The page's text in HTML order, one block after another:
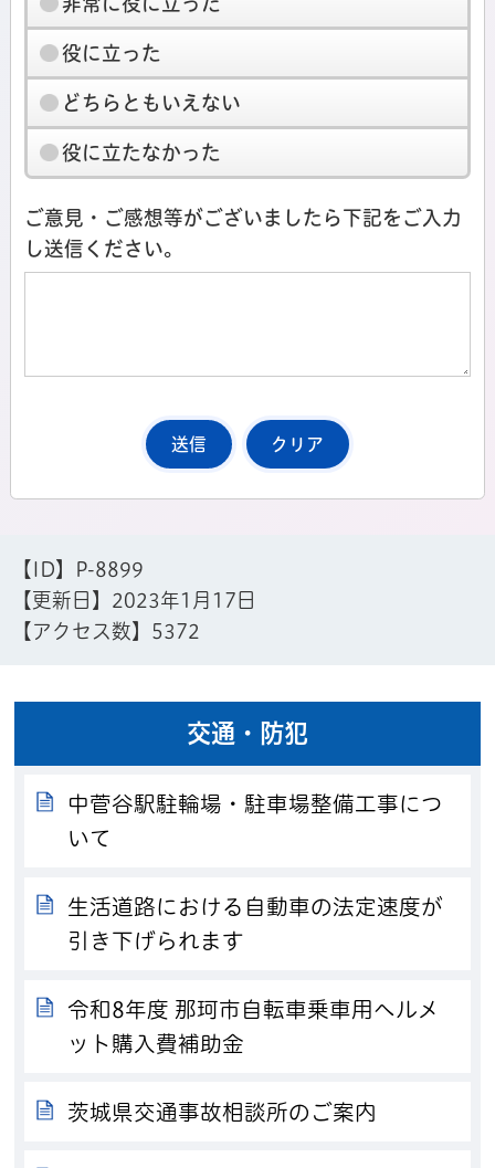
役に立った
どちらともいえない
役に立たなかった
ご意見・ご感想等がございましたら下記をご入力
し送信ください。
【ID】
P-8899
【更新日】 2023年1月17日
【アクセス数】
5372
交通・防犯
中菅谷駅駐輪場・駐車場整備工事につ
いて
生活道路における自動車の法定速度が
引き下げられます
令和8年度 那珂市自転車乗車用ヘルメ
ット購入費補助金
茨城県交通事故相談所のご案内